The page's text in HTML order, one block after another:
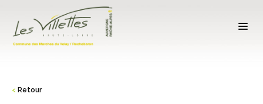
< Retour